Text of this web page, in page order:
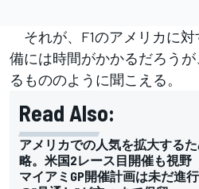
それが、F1のアメリカに
備には時間がかかるだろう
るもののように聞こえる。
Read Also:
アメリカでの人気を拡大する
略。米国2レース目開催も視野
マイアミGP開催計画は未だ進